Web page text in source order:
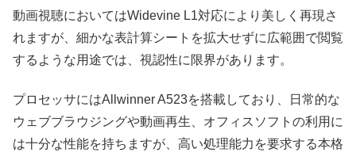
動画視聴においてはWidevine L1対応により美しく再現さ
れますが、細かな表計算シートを拡大せずに広範囲で閲覧
するような用途では、視認性に限界があります。
プロセッサにはAllwinner A523を搭載しており、日常的な
ウェブブラウジングや動画再生、オフィスソフトの利用に
は十分な性能を持ちますが、高い処理能力を要求する本格